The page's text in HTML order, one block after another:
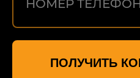
ПОЛУЧИТЬ